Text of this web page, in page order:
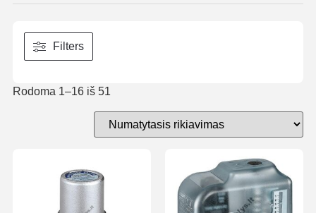
Filters
Rodoma 1–16 iš 51